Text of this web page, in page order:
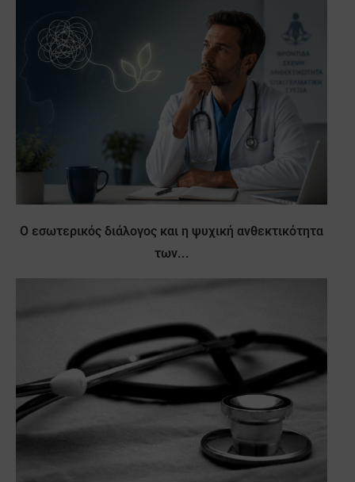
Ο εσωτερικός διάλογος και η ψυχική ανθεκτικότητα
των...